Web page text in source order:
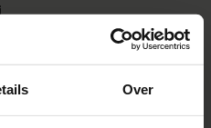
Over